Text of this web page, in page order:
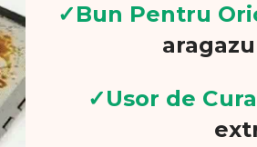
✓Bun Pentru
✓Usor de